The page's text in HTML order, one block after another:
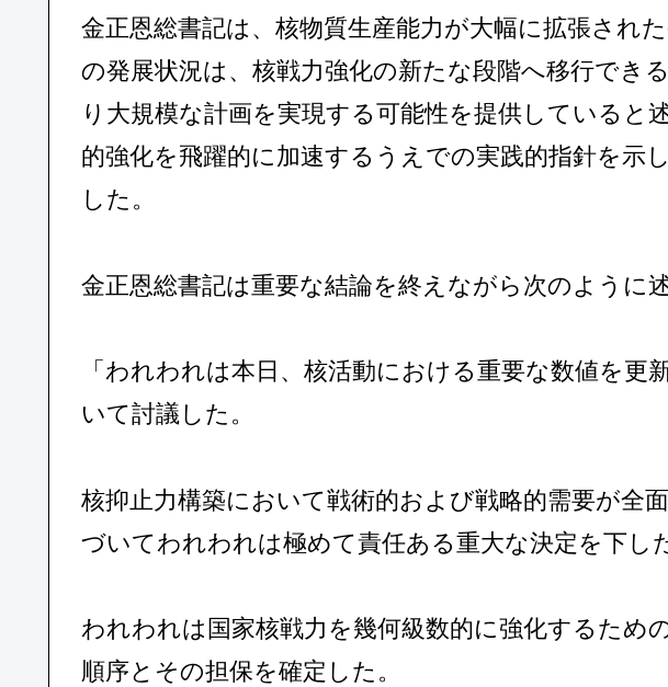
金正恩総書記は、核物質生産能力が大幅に拡張され
の発展状況は、核戦力強化の新たな段階へ移行でき
り大規模な計画を実現する可能性を提供していると
的強化を飛躍的に加速するうえでの実践的指針を示
した。
金正恩総書記は重要な結論を終えながら次のように述
「われわれは本日、核活動における重要な数値を更
いて討議した。
核抑止力構築において戦術的および戦略的需要が全
づいてわれわれは極めて責任ある重大な決定を下し
われわれは国家核戦力を幾何級数的に強化するため
順序とその担保を確定した。